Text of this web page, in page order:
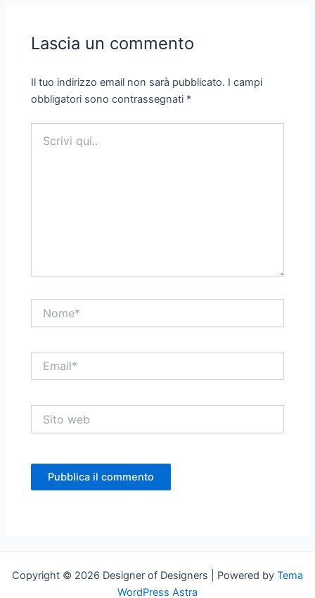
Lascia un commento
Il tuo indirizzo email non sarà pubblicato. I campi
obbligatori sono contrassegnati *
qui..
web
Copyright © 2026 Designer of Designers | Powered by Tema
WordPress Astra